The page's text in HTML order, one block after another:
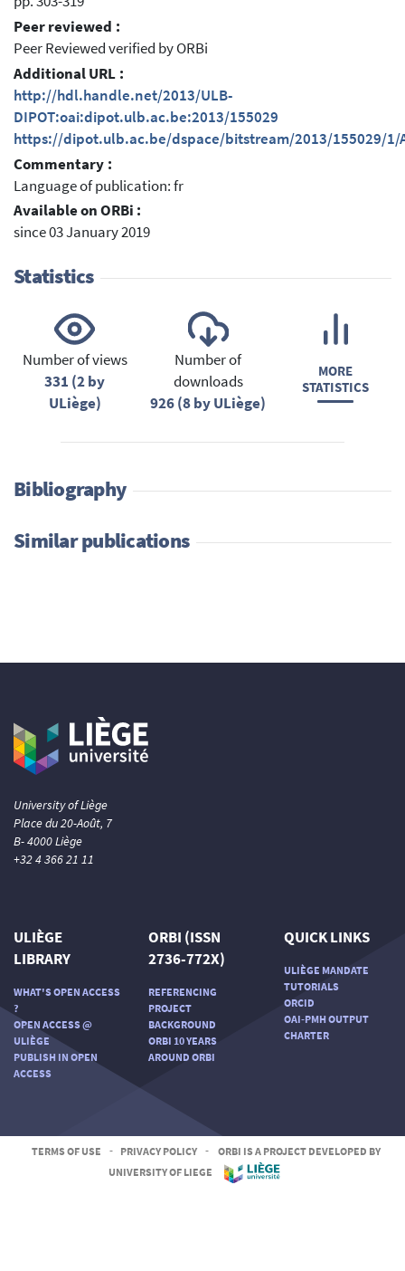
Peer reviewed :
Peer Reviewed verified by ORBi
Additional URL :
http://hdl.handle.net/2013/ULB-
DIPOT:oai:dipot.ulb.ac.be:2013/155029
https://dipot.ulb.ac.be/dspace/bitstream/2013/155029/1/
Commentary :
Language of publication: fr
Available on ORBi :
since 03 January 2019
Statistics
Number of views
331 (2 by
ULiège)
Number of
downloads
926 (8 by ULiège)
MORE
STATISTICS
Bibliography
Similar publications
University of Liège
Place du 20-Août, 7
B- 4000 Liège
+32 4 366 21 11
ULIÈGE
LIBRARY
WHAT'S OPEN ACCESS
?
OPEN ACCESS @
ULIÈGE
PUBLISH IN OPEN
ACCESS
ORBI (ISSN
2736-772X)
REFERENCING
PROJECT
BACKGROUND
ORBI 10 YEARS
AROUND ORBI
QUICK LINKS
ULIÈGE MANDATE
TUTORIALS
ORCID
OAI-PMH OUTPUT
CHARTER
TERMS OF USE - PRIVACY POLICY -
ORBI IS A PROJECT DEVELOPED BY
UNIVERSITY OF LIEGE